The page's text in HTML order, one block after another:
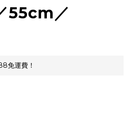
55cm／
免運費！